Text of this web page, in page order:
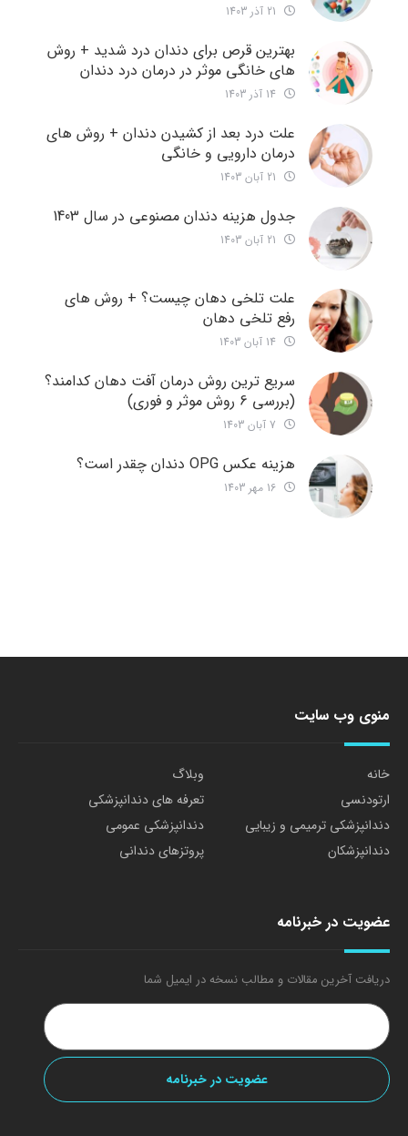
بهترین قرص برای دندان درد شدید + روش
های خانگی موثر در درمان درد دندان
علت درد بعد از کشیدن دندان + روش های
درمان دارویی و خانگی
جدول هزینه دندان مصنوعی در سال 1403
علت تلخی دهان چیست؟ + روش های
رفع تلخی دهان
سریع ترین روش درمان آفت دهان کدامند؟
(بررسی 6 روش موثر و فوری)
هزینه عکس OPG دندان چقدر است؟
منوی وب سایت
خانه
وبلاگ
ارتودنسی
تعرفه های دندانپزشکی
دندانپزشکی ترمیمی و زیبایی
دندانپزشکی عمومی
دندانپزشکان
پروتزهای دندانی
عضویت در خبرنامه
دریافت آخرین مقالات و مطالب نسخه در ایمیل شما